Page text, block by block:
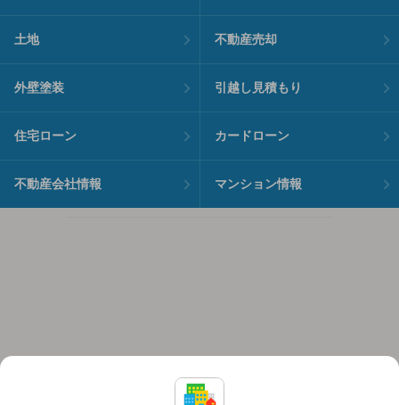
土地 不動産売却
外壁塗装 引越し見積もり
住宅ローン カードローン
不動産会社情報 マンション情報